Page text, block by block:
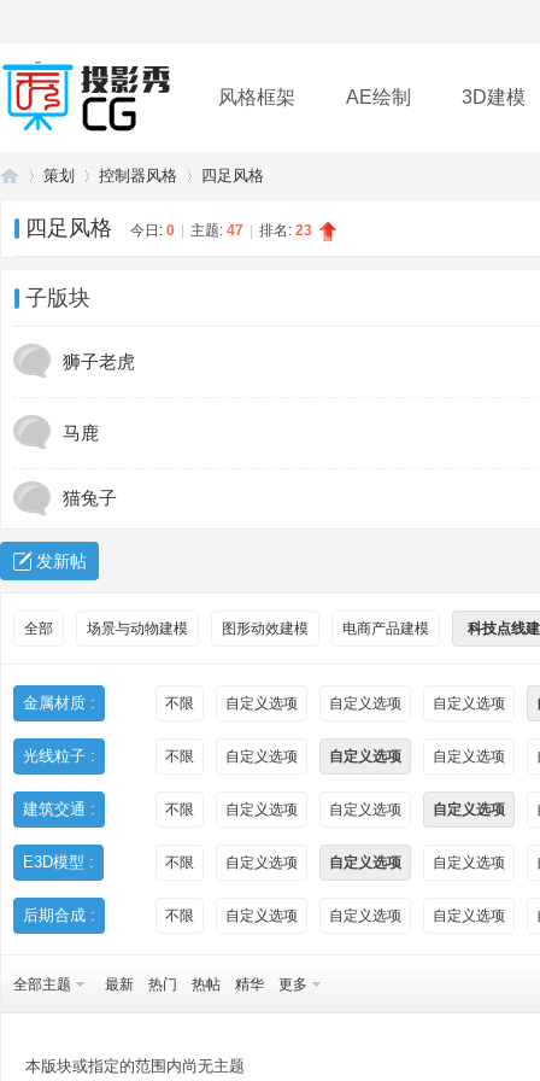
风格框架 AE绘制 3D建模
插件 帮助 下载
策划 控制器风格 四足风格
四足风格 今日: 0 主题: 47 排名: 23
子版块
狮子老虎
马鹿
猫兔子
发新帖
全部 场景与动物建模 图形动效建模 电商产品建模 科技点线
金属材质 : 不限 自定义选项 自定义选项 自定义选项
光线粒子 : 不限 自定义选项 自定义选项 自定义选项
建筑交通 : 不限 自定义选项 自定义选项 自定义选项
E3D模型 : 不限 自定义选项 自定义选项 自定义选项
后期合成 : 不限 自定义选项 自定义选项 自定义选项
全部主题 最新 热门 热帖 精华 更多
本版块或指定的范围内尚无主题